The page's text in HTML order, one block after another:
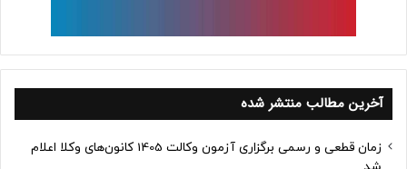
آخرین مطالب منتشر شده
زمان قطعی و رسمی برگزاری آزمون وکالت 1405 کانون‌های وکلا اعلام